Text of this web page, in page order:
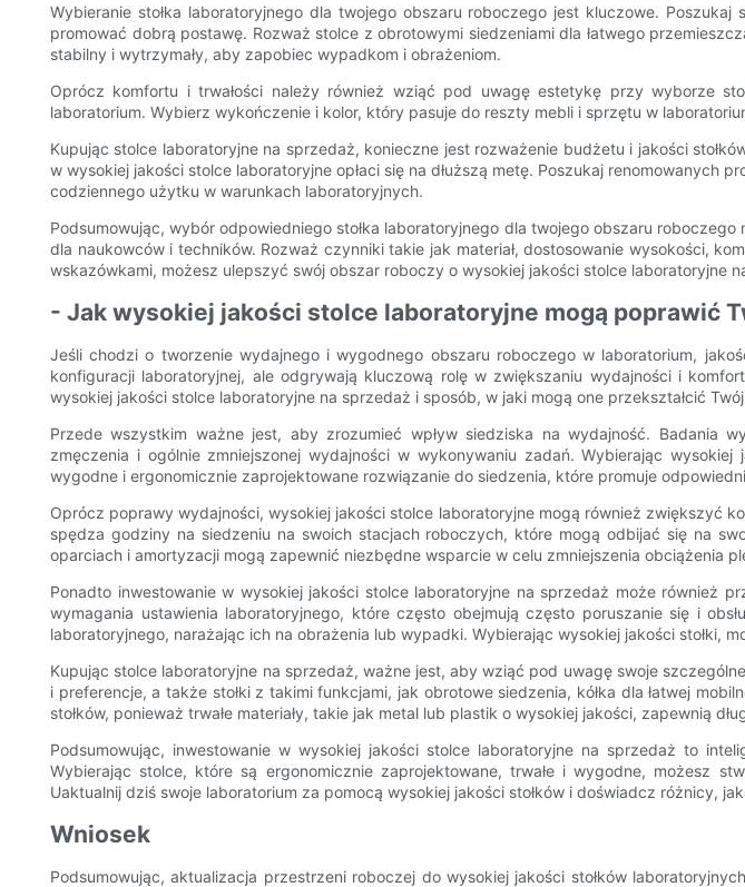
Wybieranie stołka laboratoryjnego dla twojego obszaru roboczego jest kluczowe.
promować dobrą postawę. Rozważ stolce z obrotowymi siedzeniami dla łatwego
stabilny i wytrzymały, aby zapobiec wypadkom i obrażeniom.
Oprócz komfortu i trwałości należy również wziąć pod uwagę estetykę przy wyborze
laboratorium. Wybierz wykończenie i kolor, który pasuje do reszty mebli i sprzętu w
Kupując stolce laboratoryjne na sprzedaż, konieczne jest rozważenie budżetu i jakości
w wysokiej jakości stolce laboratoryjne opłaci się na dłuższą metę. Poszukaj
codziennego użytku w warunkach laboratoryjnych.
Podsumowując, wybór odpowiedniego stołka laboratoryjnego dla twojego obszaru
dla naukowców i techników. Rozważ czynniki takie jak materiał, dostosowanie wysokości,
wskazówkami, możesz ulepszyć swój obszar roboczy o wysokiej jakości stolce laboratoryjne
- Jak wysokiej jakości stolce laboratoryjne mogą poprawić
Jeśli chodzi o tworzenie wydajnego i wygodnego obszaru roboczego w laboratorium,
konfiguracji laboratoryjnej, ale odgrywają kluczową rolę w zwiększaniu wydajności i
wysokiej jakości stolce laboratoryjne na sprzedaż i sposób, w jaki mogą one przekształcić
Przede wszystkim ważne jest, aby zrozumieć wpływ siedziska na wydajność. Badania
zmęczenia i ogólnie zmniejszonej wydajności w wykonywaniu zadań. Wybierając
wygodne i ergonomicznie zaprojektowane rozwiązanie do siedzenia, które promuje
Oprócz poprawy wydajności, wysokiej jakości stolce laboratoryjne mogą również zwiększyć
spędza godziny na siedzeniu na swoich stacjach roboczych, które mogą odbijać się na
oparciach i amortyzacji mogą zapewnić niezbędne wsparcie w celu zmniejszenia obciążenia
Ponadto inwestowanie w wysokiej jakości stolce laboratoryjne na sprzedaż może również
wymagania ustawienia laboratoryjnego, które często obejmują często poruszanie się i
laboratoryjnego, narażając ich na obrażenia lub wypadki. Wybierając wysokiej jakości stołki,
Kupując stolce laboratoryjne na sprzedaż, ważne jest, aby wziąć pod uwagę swoje
i preferencje, a także stołki z takimi funkcjami, jak obrotowe siedzenia, kółka dla łatwej
stołków, ponieważ trwałe materiały, takie jak metal lub plastik o wysokiej jakości, zapewnią
Podsumowując, inwestowanie w wysokiej jakości stolce laboratoryjne na sprzedaż to
Wybierając stolce, które są ergonomicznie zaprojektowane, trwałe i wygodne, możesz
Uaktualnij dziś swoje laboratorium za pomocą wysokiej jakości stołków i doświadcz różnicy,
Wniosek
Podsumowując, aktualizacja przestrzeni roboczej do wysokiej jakości stołków